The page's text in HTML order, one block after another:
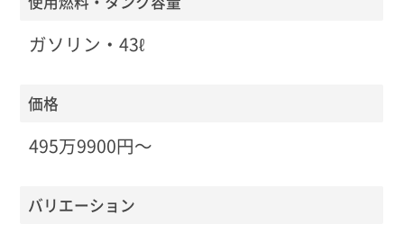
ガソリン・43ℓ
価格
495万9900円〜
バリエーション